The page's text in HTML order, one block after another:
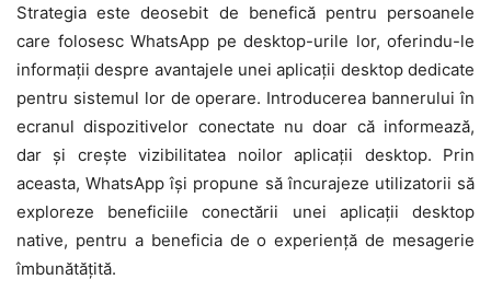
Strategia este deosebit de benefică pentru persoanele
care folosesc WhatsApp pe desktop-urile lor, oferindu-le
informații despre avantajele unei aplicații desktop dedicate
pentru sistemul lor de operare. Introducerea bannerului în
ecranul dispozitivelor conectate nu doar că informează,
dar și crește vizibilitatea noilor aplicații desktop. Prin
aceasta, WhatsApp își propune să încurajeze utilizatorii să
exploreze beneficiile conectării unei aplicații desktop
native, pentru a beneficia de o experiență de mesagerie
îmbunătățită.